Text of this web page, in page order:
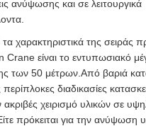
ανύψωσης και σε λειτουργικά
χαρακτηριστικά της σειράς
Crane είναι το εντυπωσιακό
των 50 μέτρων.Από βαριά
διαδικασίες
ακριβές χειρισμό υλικών σε
πρόκειται για την ανύψωση